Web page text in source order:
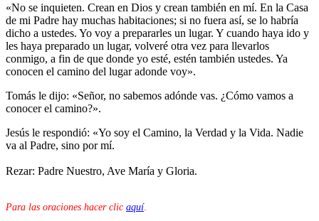
«No se inquieten. Crean en Dios y crean también en mí. En la Casa
de mi Padre hay muchas habitaciones; si no fuera así, se lo habría
dicho a ustedes. Yo voy a prepararles un lugar. Y cuando haya ido y
les haya preparado un lugar, volveré otra vez para llevarlos
conmigo, a fin de que donde yo esté, estén también ustedes. Ya
conocen el camino del lugar adonde voy».
Tomás le dijo: «Señor, no sabemos adónde vas. ¿Cómo vamos a
conocer el camino?».
Jesús le respondió: «Yo soy el Camino, la Verdad y la Vida. Nadie
va al Padre, sino por mí.
Rezar: Padre Nuestro, Ave María y Gloria.
Para las oraciones hacer clic aquí.